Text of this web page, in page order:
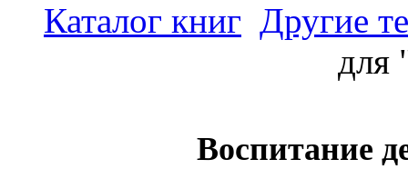
Каталог книг Другие
для
Воспитание